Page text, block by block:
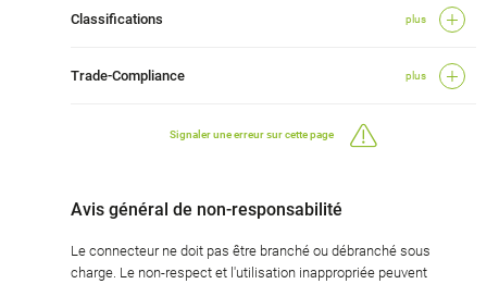
Classifications plus
Trade-Compliance plus
Signaler une erreur sur cette page
Avis général de non-responsabilité
Le connecteur ne doit pas être branché ou débranché sous
charge. Le non-respect et l'utilisation inappropriée peuvent